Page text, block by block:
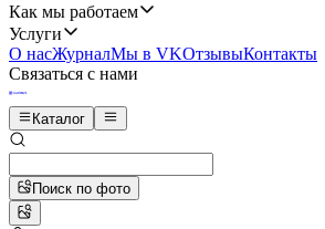
Как мы работаем
Услуги
О насЖурналМы в VKОтзывыКонтакты
Связаться с нами
Каталог
Поиск по фото